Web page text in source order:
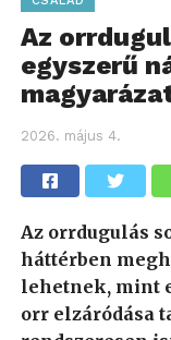
Az
egyszerű
2026. május 4.
Az orrdugulás
háttérben
lehetnek, mint
orr elzáródása